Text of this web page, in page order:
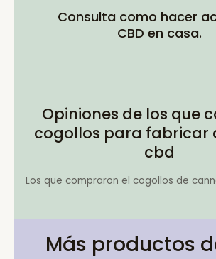
Consulta como hacer
CBD en casa.
Opiniones de los que
cogollos para fabricar
cbd
Los que compraron el cogollos de
Más productos